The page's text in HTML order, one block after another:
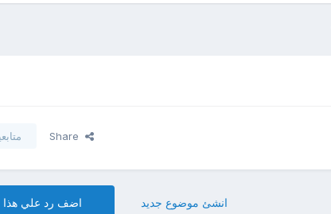
اضف رد علي هذا انشئ موضوع جديد